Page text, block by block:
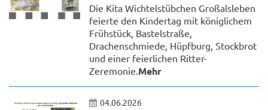
Die Kita Wichtelstübchen Großalsleben
feierte den Kindertag mit königlichem
Frühstück, Bastelstraße,
Drachenschmiede, Hüpfburg, Stockbrot
und einer feierlichen Ritter-
Zeremonie. Mehr
04.06.2026